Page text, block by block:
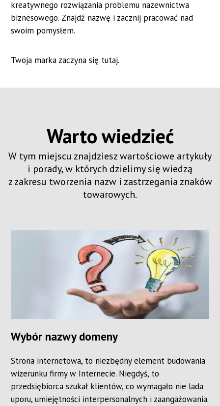
kreatywnego rozwiązania problemu nazewnictwa
biznesowego. Znajdź nazwę i zacznij pracować nad
swoim pomysłem.
Twoja marka zaczyna się tutaj.
Warto wiedzieć
W tym miejscu znajdziesz wartościowe artykuły
i porady, w których dzielimy się wiedzą
z zakresu tworzenia nazw i zastrzegania znaków
towarowych.
Wybór nazwy domeny
Strona internetowa, to niezbędny element budowania
wizerunku firmy w Internecie. Niegdyś, to
przedsiębiorca szukał klientów, co wymagało nie lada
uporu, umiejętności interpersonalnych i zaangażowania.